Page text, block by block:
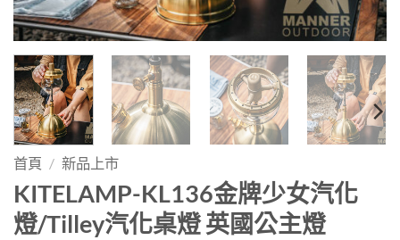
首頁 / 新品上市
KITELAMP-KL136金牌少女汽化
燈/Tilley汽化桌燈 英國公主燈